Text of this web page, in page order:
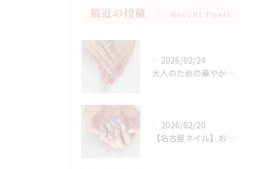
最近の投稿 Recent Posts
2026/02/24
大人のための華やかラメピンクネイル
2026/02/20
【名古屋ネイル】お持ち込みニュアンスアート×春フラワーデザイン